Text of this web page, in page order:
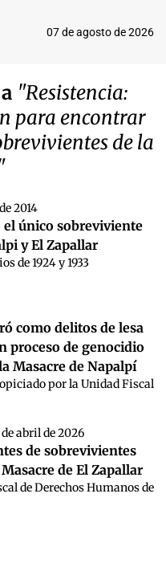
07 de agosto de 2026
"Resistencia:
para encontrar
de la
2014
el único sobreviviente
y El Zapallar
de 1924 y 1933
como delitos de lesa
proceso de genocidio
Masacre de Napalpí
por la Unidad Fiscal
abril de 2026
de sobrevivientes
de El Zapallar
de Derechos Humanos de